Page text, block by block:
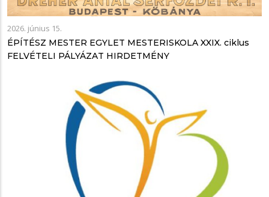
2026. június 15.
ÉPÍTÉSZ MESTER EGYLET MESTERISKOLA XXIX. ciklus
FELVÉTELI PÁLYÁZAT HIRDETMÉNY